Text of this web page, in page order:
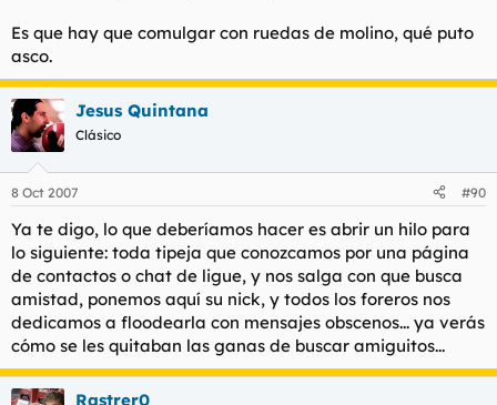
Es que hay que comulgar con ruedas de molino, qué puto
asco.
Jesus Quintana
Clásico
8 Oct 2007 #90
Ya te digo, lo que deberíamos hacer es abrir un hilo para
lo siguiente: toda tipeja que conozcamos por una página
de contactos o chat de ligue, y nos salga con que busca
amistad, ponemos aquí su nick, y todos los foreros nos
dedicamos a floodearla con mensajes obscenos... ya verás
cómo se les quitaban las ganas de buscar amiguitos...
Rastrer0